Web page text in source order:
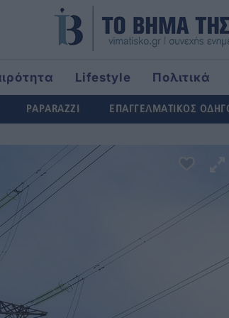
Lifestyle Πολιτικά
PAPARAZZI ΕΠΑΓΓΕΛΜΑΤΙΚΟΣ